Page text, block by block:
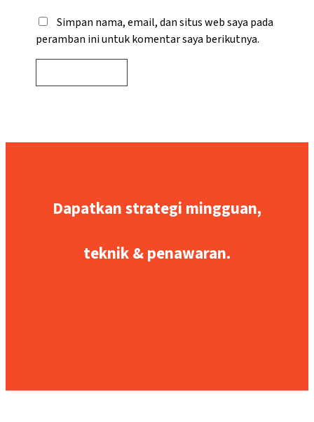
Simpan nama, email, dan situs web saya pada
peramban ini untuk komentar saya berikutnya.
Dapatkan strategi mingguan,
teknik & penawaran.